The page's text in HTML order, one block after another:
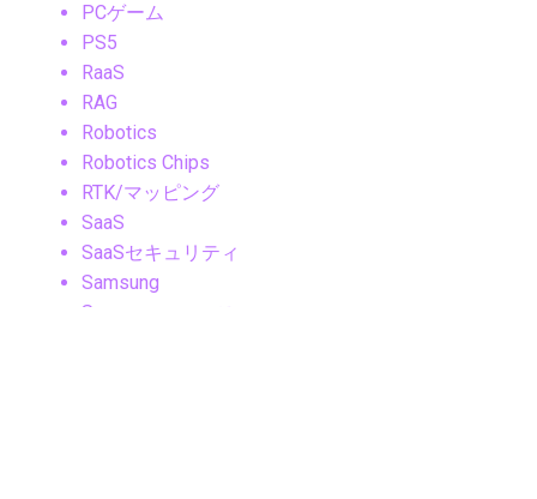
PCゲーム
PS5
RaaS
RAG
Robotics
Robotics Chips
RTK/マッピング
SaaS
SaaSセキュリティ
Samsung
Samsungニュース